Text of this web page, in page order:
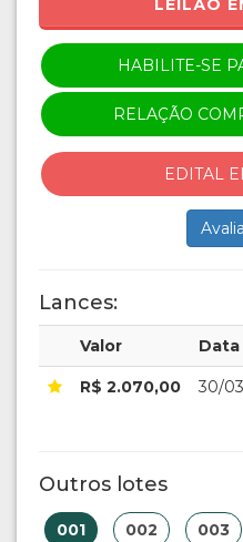
LEILÃO
HABILITE-SE
RELAÇÃO
EDITAL
Lances:
Valor Data
R$ 2.070,00 30/
Outros lotes
001 002 003